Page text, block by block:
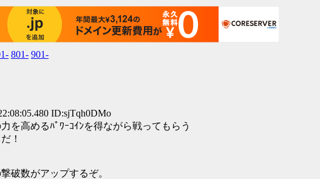
801- 901-
ID:sjTqh0DMo
を高めるﾊﾟﾜｰｺｲﾝを得ながら戦ってもらう
！
破数がアップするぞ。